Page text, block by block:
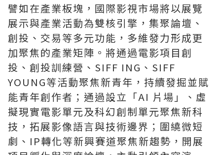
譬如在產業板塊，國際影視市場將以展覽
展示與產業活動為雙核引擎，集聚論壇、
創投、交易等多元功能，多維發力形成更
加聚焦的產業矩陣。將通過電影項目創
投、創投訓練營、 SIFF ING 、 SIFF
YOUNG等活動聚焦新青年，持續發掘並賦
能青年創作者；通過設立「AI 片場 」
、虛
擬現實電影單元及科幻創制單元聚焦新科
技，拓展影像語言與技術邊界；圍繞微短
劇、 IP轉化等新興賽道聚焦新趨勢，開展